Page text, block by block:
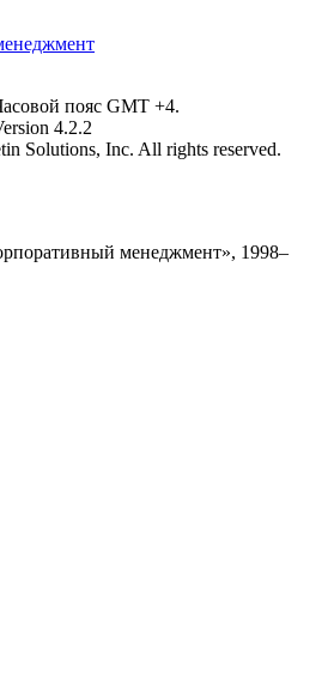
пояс GMT +4.
4.2.2
Solutions, Inc. All rights reserved.
менеджмент», 1998–